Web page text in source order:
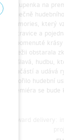
Vstupenka na
tanečně
Memories, který
Ostravice a
zapomenuté
a režii obstarala
Ryšlavá, hudbu,
součástí a udává
stvořilo hudební
Premiéra se